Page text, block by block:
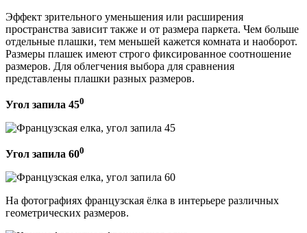
Эффект зрительного уменьшения или расширения
пространства зависит также и от размера паркета. Чем больше
отдельные плашки, тем меньшей кажется комната и наоборот.
Размеры плашек имеют строго фиксированное соотношение
размеров. Для облегчения выбора для сравнения
представлены плашки разных размеров.
Угол запила 450
Угол запила 600
На фотографиях французская ёлка в интерьере различных
геометрических размеров.